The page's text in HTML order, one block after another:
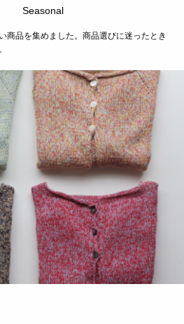
Seasonal
商品を集めました。商品選びに迷ったとき